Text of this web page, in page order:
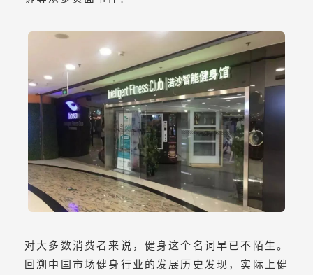
对大多数消费者来说，健身这个名词早已不陌生。
回溯中国市场健身行业的发展历史发现，实际上健